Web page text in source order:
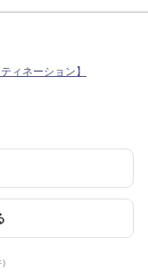
ィネーション】